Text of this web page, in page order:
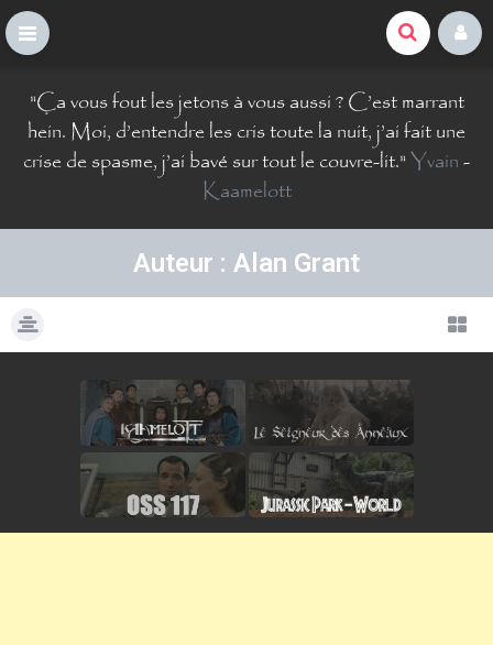
t
"Ça vous fout les jetons à vous aussi ? C’est marrant
hein. Moi, d’entendre les cris toute la nuit, j’ai fait une
crise de spasme, j’ai bavé sur tout le couvre-lit."Yvain-
Kaamelott
Auteur : Alan Grant